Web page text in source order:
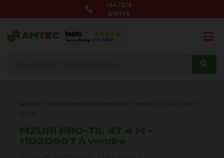
+44 7876
876926
MZURI PRO-TIL
4T 4 M
MZURI PRO-TIL 4T 4 M -
11020967 À vendre